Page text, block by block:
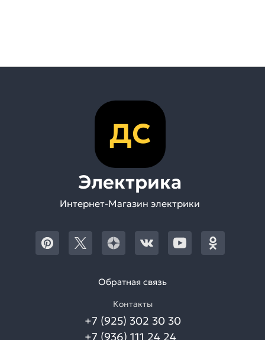
ДС
Электрика
Интернет-Магазин электрики
Обратная связь
Контакты
+7 (925) 302 30 30
+7 (936) 111 24 24